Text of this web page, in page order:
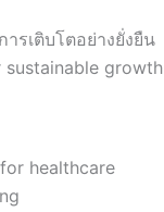
รเติบโตอย่างยั่งยืน
growth
healthcare